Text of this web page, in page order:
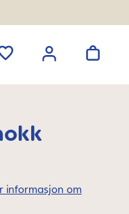
informasjon om